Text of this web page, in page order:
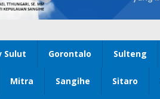
Sulut Gorontalo Sulteng
Mitra Sangihe Sitaro